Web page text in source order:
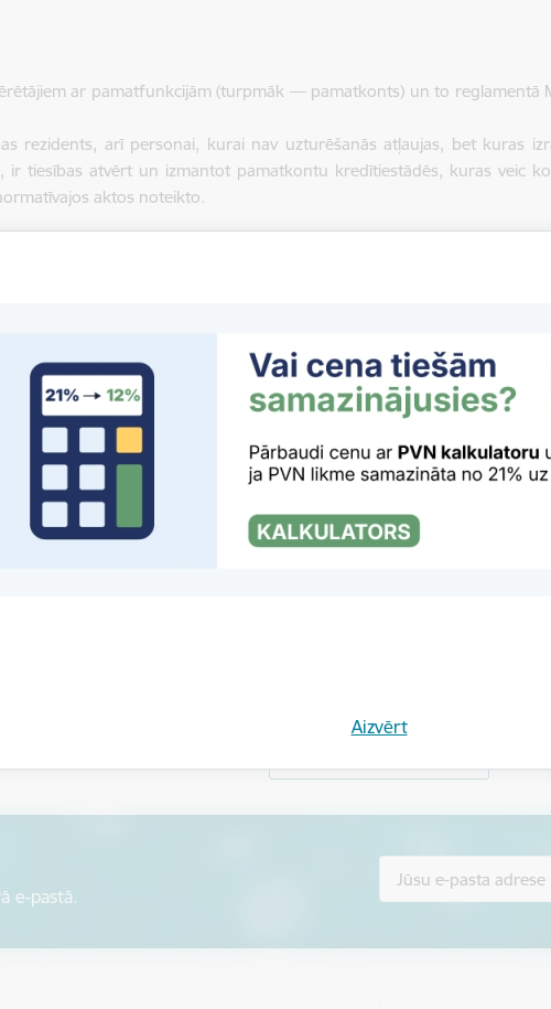
Aizvērt
ar pamatfunkcijām (turpmāk — pamatkonts) un to reglamentā
rezidents, arī personai, kurai nav uzturēšanās atļaujas, bet kuras
ir tiesības atvērt un izmantot pamatkontu kredītiestādēs, kuras veic
aktos noteikto.
un uzraudzības institūciju izpratni par pamatkonta pakalpojuma
aizsardzības centru un Finanšu nozares asociāciju ir sagatavojusi
kuriem šādu pakalpojumu ir tiesības saņemt atbilstoši normatīvo aktu
apraksts, sniegta informācija par personām, kurām ir
kādi var būt šī pakalpojuma atteikšanas iemesli un kādās
pamatkonta atvēršanu personām, kas pakļautas sankcijām.
e-pastā.